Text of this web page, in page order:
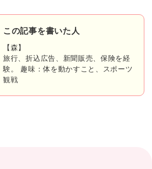
この記事を書いた人
【森】
旅行、折込広告、新聞販売、保険を経
験。 趣味：体を動かすこと、スポーツ
観戦